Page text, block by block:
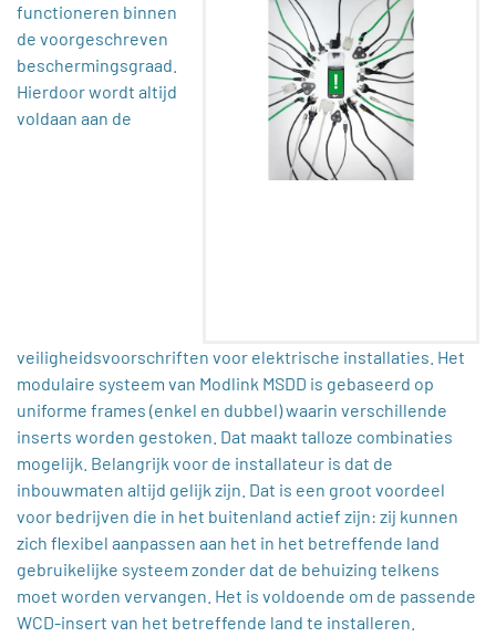
functioneren binnen
de voorgeschreven
beschermingsgraad.
Hierdoor wordt altijd
voldaan aan de
veiligheidsvoorschriften voor elektrische installaties. Het
modulaire systeem van Modlink MSDD is gebaseerd op
uniforme frames (enkel en dubbel) waarin verschillende
inserts worden gestoken. Dat maakt talloze combinaties
mogelijk. Belangrijk voor de installateur is dat de
inbouwmaten altijd gelijk zijn. Dat is een groot voordeel
voor bedrijven die in het buitenland actief zijn: zij kunnen
zich flexibel aanpassen aan het in het betreffende land
gebruikelijke systeem zonder dat de behuizing telkens
moet worden vervangen. Het is voldoende om de passende
WCD-insert van het betreffende land te installeren.